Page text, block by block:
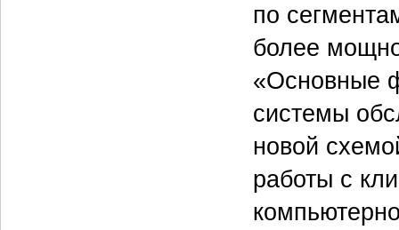
по
более
«Основные
системы
новой
работы с